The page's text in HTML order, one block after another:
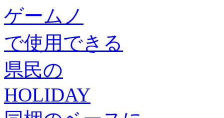
ゲームノ
で使用できる
県民の
HOLIDAY